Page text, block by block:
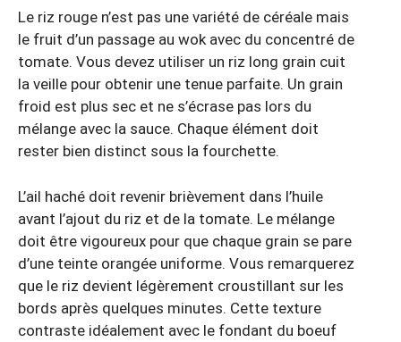
Le riz rouge n’est pas une variété de céréale mais
le fruit d’un passage au wok avec du concentré de
tomate. Vous devez utiliser un riz long grain cuit
la veille pour obtenir une tenue parfaite. Un grain
froid est plus sec et ne s’écrase pas lors du
mélange avec la sauce. Chaque élément doit
rester bien distinct sous la fourchette.
L’ail haché doit revenir brièvement dans l’huile
avant l’ajout du riz et de la tomate. Le mélange
doit être vigoureux pour que chaque grain se pare
d’une teinte orangée uniforme. Vous remarquerez
que le riz devient légèrement croustillant sur les
bords après quelques minutes. Cette texture
contraste idéalement avec le fondant du boeuf